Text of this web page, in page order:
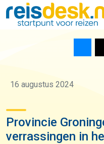
16 augustus 2024
Provincie
verrassingen in